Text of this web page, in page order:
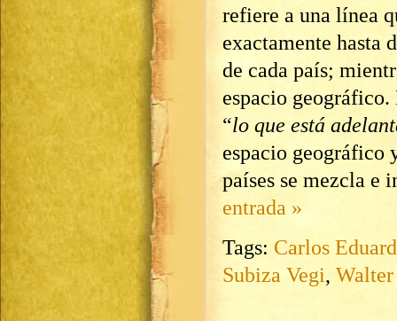
refiere a una línea
exactamente hasta
de cada país;
espacio
“lo que está
espacio geográfico
países se mezcla e
entrada »
Tags: Carlos
Subiza Vegi,